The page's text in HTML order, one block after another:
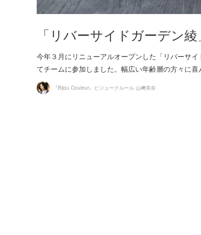
「リバーサイドガーデン
今年３月にリニューアルオープンした「リバーサ
てチームに参加しました。幅広い年齢層の方々に
『Bijou Couleur』ビジュークルール 山﨑美奈